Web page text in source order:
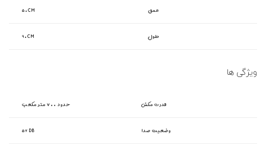
۵۰CM عمق
۹۰CM طول
ویژگی ها
حدود ۷۰۰ متر مکعب قدرت مکش
۵۶ DB وضعیت صدا